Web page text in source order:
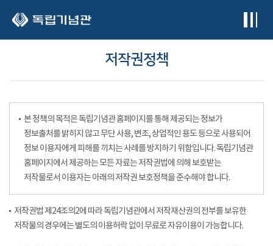
저작권정책
본 정책의 목적은 독립기념관 홈페이지를 통해 제공되는 정보가
정보출처를 밝히지 않고 무단 사용, 변조, 상업적인 용도 등으로 사용되어
정보 이용자에게 피해를 끼치는 사례를 방지하기 위함입니다. 독립기념관
홈페이지에서 제공하는 모든 자료는 저작권법에 의해 보호받는
저작물로서 이용자는 아래의 저작권 보호정책을 준수해야 합니다.
저작권법 제24조의2에 따라 독립기념관에서 저작재산권의 전부를 보유한
저작물의 경우에는 별도의 이용허락 없이 무료로 자유이용이 가능합니다.